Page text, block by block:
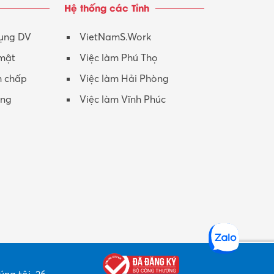
Nhân viên CSKH
Phục vụ khác
Promotion Girl (PG)
DV
chấp
Hệ thống các Tỉnh
VietNamS.Work
Việc làm Phú Thọ
Việc làm Hải Phòng
Việc làm Vĩnh Phúc